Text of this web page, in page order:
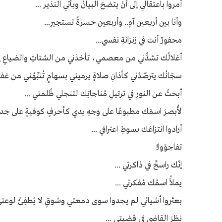
أمروا باعتقالي إلى أنْ يتضحَ البيانُ ويأتي النذير ...
وأنا بين أربعين آهٍ.. وأربعين حسرةً تستجير...
محفورٌ أنت في زنزانةِ نفسي...
أغلالُك تشدُّني من معصمي، تأخذني من الشتاتِ والضياعِ
سجّانُك يترصّدُني كأذانِ صلاةٍ يرميني بسهامٍ تُنبِّهُني من
أبحثُ عن النورِ في ترتيلِ مُناجاتِك لتنجلي ظُلمتي ...
لأُبصرَ اسمَك مطبوعًا على وجهِ يدي كأحرفٍ كوفيةٍ على
أرادوا انتزاعَك بسوطِ اعترافي ...
تفاجؤوا!
إنّك راسخٌ في ذاكرتي ...
يملأُ اسمُك مُفكرتي ...
بعثروا أشيائي لم يجدوا سوى دمعتي وشوقٍ لا يُطفِئُ
نظرَ القاضي في قضيتي ...